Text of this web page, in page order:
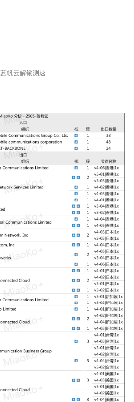
蓝帆云解锁测速